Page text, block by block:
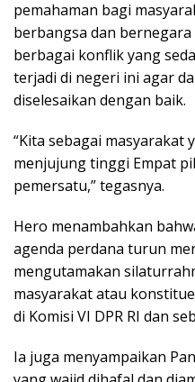
pemahaman bagi
berbangsa dan
berbagai konflik yang
terjadi di negeri ini agar
diselesaikan dengan baik.
“Kita sebagai masyarakat
menjujung tinggi Empat
pemersatu,” tegasnya.
Hero menambahkan
agenda perdana turun
mengutamakan
masyarakat atau
di Komisi VI DPR RI dan
Ia juga menyampaikan